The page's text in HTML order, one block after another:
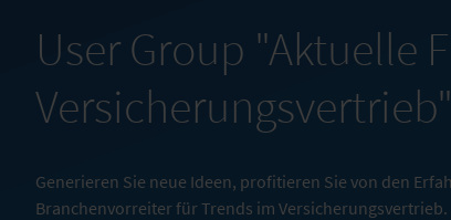
User Group "Aktuelle
Generieren Sie neue Ideen, profitieren Sie von den
Branchenvorreiter für Trends im Versicherungsvertrieb.